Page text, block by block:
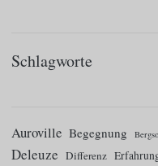
Schlagworte
Auroville Begegnung
Deleuze Differenz